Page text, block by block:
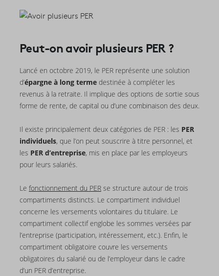
Peut-on avoir plusieurs PER ?
Lancé en octobre 2019, le PER représente une solution
d’épargne à long terme destinée à compléter les
revenus à la retraite. Il implique des options de sortie sous
forme de rente, de capital ou d’une combinaison des deux.
Il existe principalement deux catégories de PER : les PER
individuels, que l’on peut souscrire à titre personnel, et
les PER d’entreprise, mis en place par les employeurs
pour leurs salariés.
Le fonctionnement du PER se structure autour de trois
compartiments distincts. Le compartiment individuel
concerne les versements volontaires du titulaire. Le
compartiment collectif englobe les sommes versées par
l’entreprise (participation, intéressement, etc.). Enfin, le
compartiment obligatoire couvre les versements
obligatoires du salarié ou de l’employeur dans le cadre
d’un PER d’entreprise.